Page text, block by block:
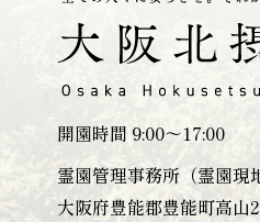
開園時間 9:00～17:00
霊園管理事務所（霊園現
大阪府豊能郡豊能町高山